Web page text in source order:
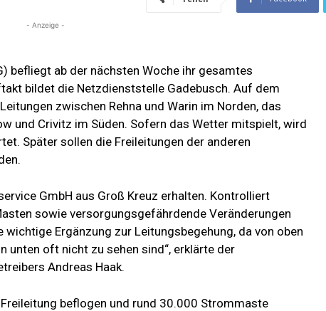
- Anzeige -
befliegt ab der nächsten Woche ihr gesamtes
bildet die Netzdienststelle Gadebusch. Auf dem
zwischen Rehna und Warin im Norden, das
und Crivitz im Süden. Sofern das Wetter mitspielt, wird
Später sollen die Freileitungen der anderen
GmbH aus Groß Kreuz erhalten. Kontrolliert
sowie versorgungsgefährdende Veränderungen
wichtige Ergänzung zur Leitungsbegehung, da von oben
unten oft nicht zu sehen sind“, erklärte der
Andreas Haak.
beflogen und rund 30.000 Strommaste